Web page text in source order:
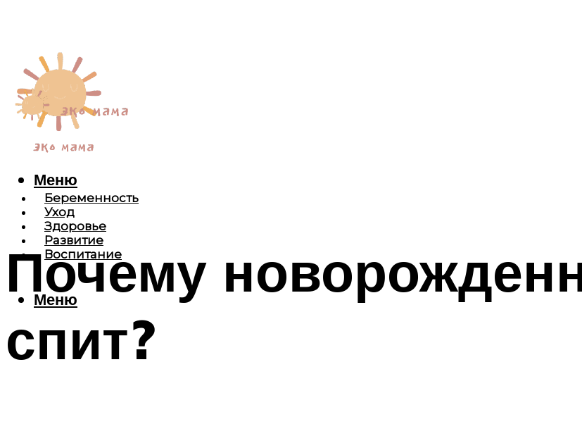
Беременность
Уход
Здоровье
Развитие
Воспитание
Меню
Меню
Почему
спит?